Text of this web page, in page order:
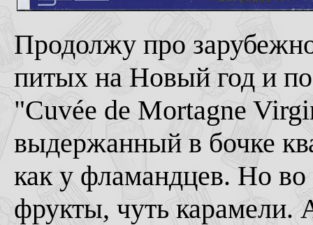
Продолжу про
питых на Новый год и
"Cuvée de Mortagne
выдержанный в бочке
как у фламандцев. Но во
фрукты, чуть карамели.